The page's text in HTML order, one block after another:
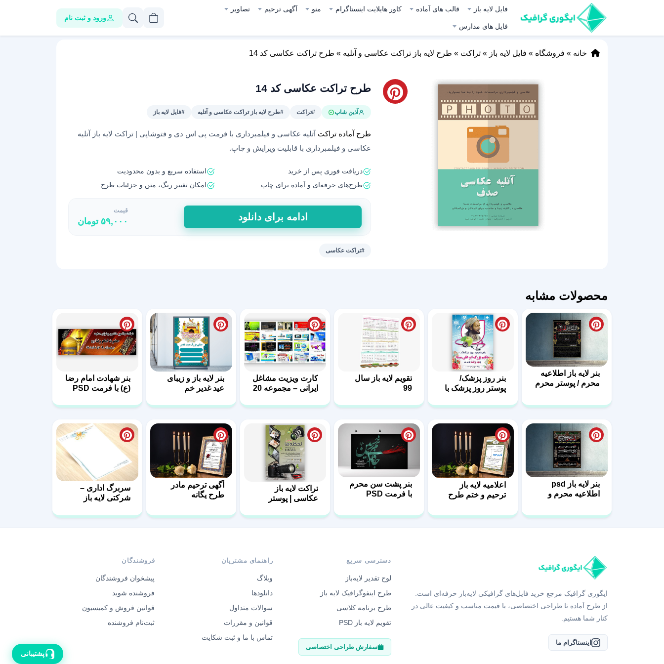
فایل لایه باز قالب های آماده کاور هایلایت اینستاگرام منو آگهی ترحیم تصاویر
فایل های مدارس
ورود و ثبت نام
خانه » فروشگاه » فایل لایه باز » تراکت » طرح لایه باز تراکت عکاسی و آتلیه » طرح تراکت عکاسی کد 14
طرح تراکت عکاسی کد 14
آذین شاپ #تراکت #طرح لایه باز تراکت عکاسی و آتلیه #فایل لایه باز
طرح آماده تراکت آتلیه عکاسی و فیلمبرداری با فرمت پی اس دی و فتوشاپی | تراکت لایه باز آتلیه
عکاسی و فیلمبرداری با قابلیت ویرایش و چاپ.
دریافت فوری پس از خرید
استفاده سریع و بدون محدودیت
طرح‌های حرفه‌ای و آماده برای چاپ
امکان تغییر رنگ، متن و جزئیات طرح
طرح
تراکت
عکاسی
کد
ادامه برای دانلود
قیمت
۵۹,۰۰۰ تومان
#تراکت عکاسی
محصولات مشابه
بنر لایه باز اطلاعیه
محرم / پوستر محرم
بنر روز پزشک/
پوستر روز پزشک با
تقویم لایه باز سال
99
کارت ویزیت مشاغل
ایرانی – مجموعه 20
دوم
بنر لایه باز و زیبای
عید غدیر خم
بنر شهادت امام رضا
(ع) با فرمت PSD
بنر لایه باز psd
اطلاعیه محرم و
اعلامیه لایه باز
ترحیم و ختم طرح
بنر پشت سن محرم
با فرمت PSD
تراکت لایه باز
عکاسی | پوستر
آگهی ترحیم مادر
طرح یگانه
سربرگ اداری –
شرکتی لایه باز
ایگوری گرافیک مرجع خرید فایل‌های گرافیکی لایه‌باز حرفه‌ای است.
از طرح آماده تا طراحی اختصاصی، با قیمت مناسب و کیفیت عالی در
کنار شما هستیم.
اینستاگرام ما
دسترسی سریع
لوح تقدیر لایه‌باز
طرح اینفوگرافیک لایه باز
طرح برنامه کلاسی
تقویم لایه باز PSD
سفارش طراحی اختصاصی
راهنمای مشتریان
وبلاگ
دانلودها
سوالات متداول
قوانین و مقررات
تماس با ما و ثبت شکایت
فروشندگان
پیشخوان فروشندگان
فروشنده شوید
قوانین فروش و کمیسیون
ثبت‌نام فروشنده
پشتیبانی